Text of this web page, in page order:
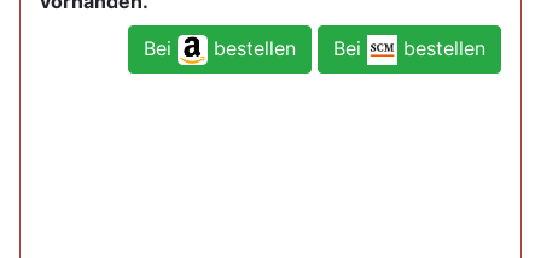
Bei
bestellen
Bei bestellen